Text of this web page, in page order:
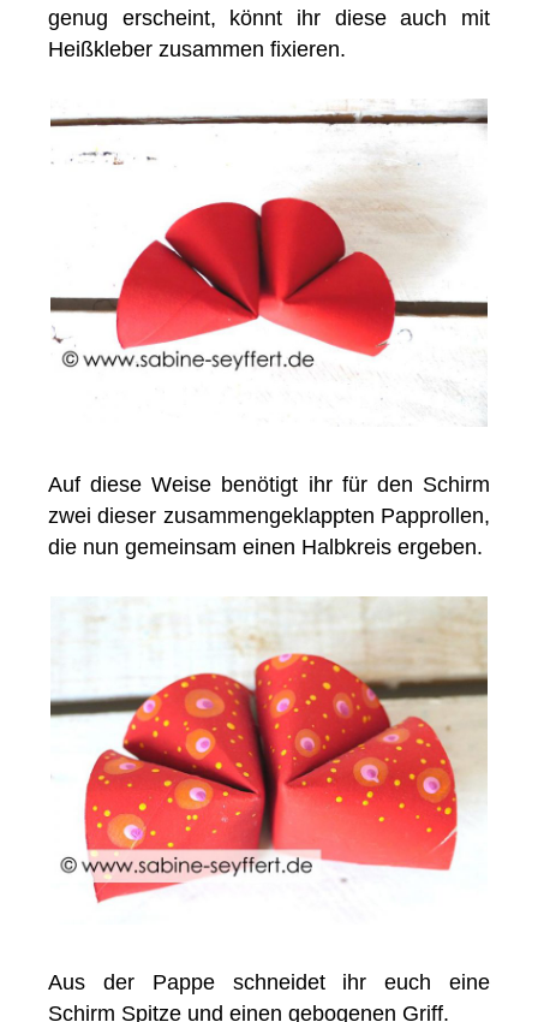
genug erscheint, könnt ihr diese auch mit
Heißkleber zusammen fixieren.
Auf diese Weise benötigt ihr für den Schirm
zwei dieser zusammengeklappten Papprollen,
die nun gemeinsam einen Halbkreis ergeben.
Aus der Pappe schneidet ihr euch eine
Schirm Spitze und einen gebogenen Griff.